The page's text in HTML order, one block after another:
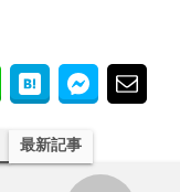
最新記事